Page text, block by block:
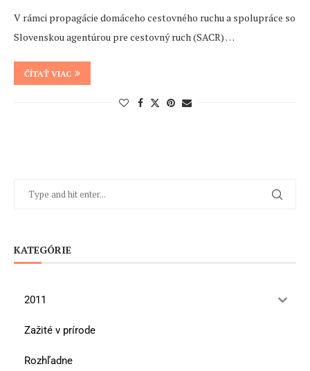
V rámci propagácie domáceho cestovného ruchu a spolupráce so
Slovenskou agentúrou pre cestovný ruch (SACR) …
ČÍTAŤ VIAC
KATEGÓRIE
2011
Zažité v prírode
Rozhľadne